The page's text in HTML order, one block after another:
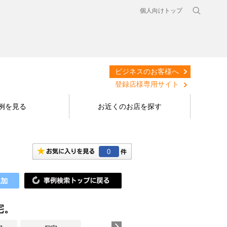
個人向けトップ
ビジネスのお客様へ
登録店様専用サイト
を見る お近くのお店を探す
0